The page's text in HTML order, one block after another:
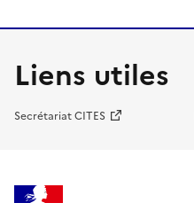
Liens utiles
Secrétariat CITES